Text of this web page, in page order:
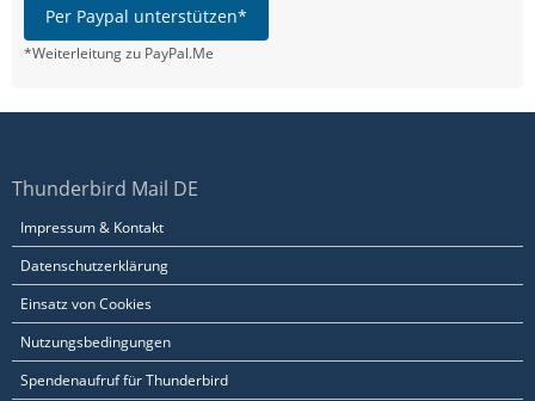
Per Paypal unterstützen*
*Weiterleitung zu PayPal.Me
Thunderbird Mail DE
Impressum & Kontakt
Datenschutzerklärung
Einsatz von Cookies
Nutzungsbedingungen
Spendenaufruf für Thunderbird